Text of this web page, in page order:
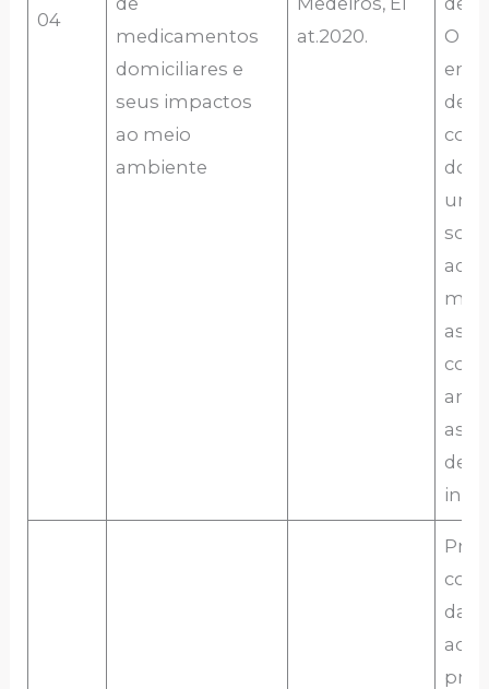
04
medicamentos
domiciliares e
seus impactos
ao meio
ambiente
at.2020.
O
de
dos
as
da